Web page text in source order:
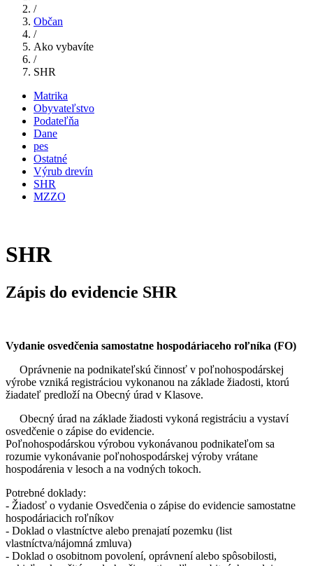
/
Občan
/
Ako vybavíte
/
SHR
Matrika
Obyvateľstvo
Podateľňa
Dane
pes
Ostatné
Výrub drevín
SHR
MZZO
SHR
Zápis do evidencie SHR
Vydanie osvedčenia samostatne hospodáriaceho roľníka (FO)
Oprávnenie na podnikateľskú činnosť v poľnohospodárskej
výrobe vzniká registráciou vykonanou na základe žiadosti, ktorú
žiadateľ predloží na Obecný úrad v Klasove.
Obecný úrad na základe žiadosti vykoná registráciu a vystaví
osvedčenie o zápise do evidencie.
Poľnohospodárskou výrobou vykonávanou podnikateľom sa
rozumie vykonávanie poľnohospodárskej výroby vrátane
hospodárenia v lesoch a na vodných tokoch.
Potrebné doklady:
- Žiadosť o vydanie Osvedčenia o zápise do evidencie samostatne
hospodáriacich roľníkov
- Doklad o vlastníctve alebo prenajatí pozemku (list
vlastníctva/nájomná zmluva)
- Doklad o osobitnom povolení, oprávnení alebo spôsobilosti,